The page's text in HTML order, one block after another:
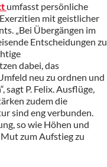
umfasst persönliche
mit geistlicher
„Bei Übergängen im
Entscheidungen zu
dabei, das
neu zu ordnen und
sagt P. Felix. Ausflüge,
zudem die
sind eng verbunden.
so wie Höhen und
zum Aufstieg zu